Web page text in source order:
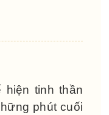
hiện tinh thần
phút cuối